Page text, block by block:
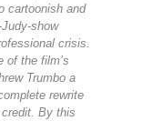
cartoonish and
show
crisis.
of the film’s
Trumbo a
rewrite
By this